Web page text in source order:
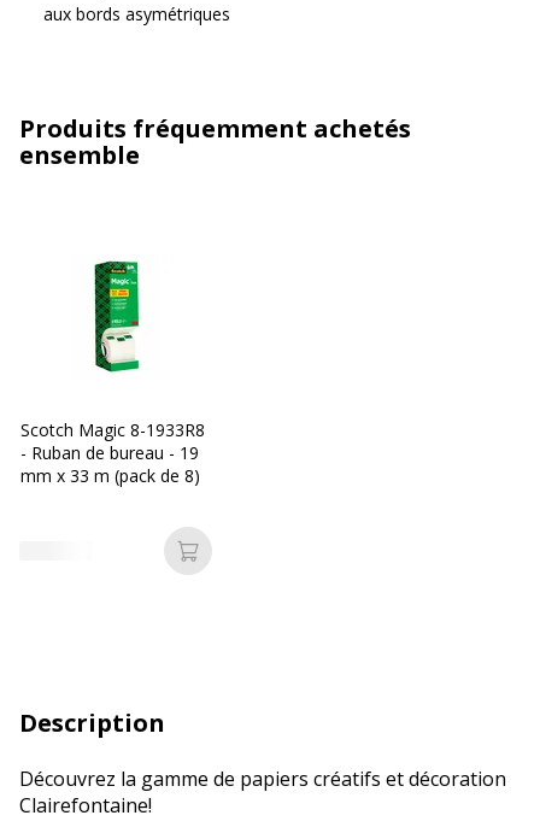
aux bords asymétriques
Produits fréquemment achetés
ensemble
Scotch Magic 8-1933R8
- Ruban de bureau - 19
mm x 33 m (pack de 8)
Ajouter au panier
Description
Découvrez la gamme de papiers créatifs et décoration
Clairefontaine!